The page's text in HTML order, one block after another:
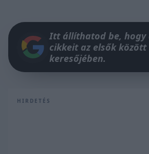
Itt állíthatod be, hogy
cikkeit az elsők között
keresőjében.
HIRDETÉS